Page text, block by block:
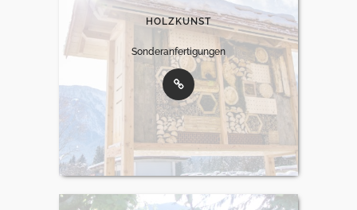
HOLZKUNST
Sonderanfertigungen